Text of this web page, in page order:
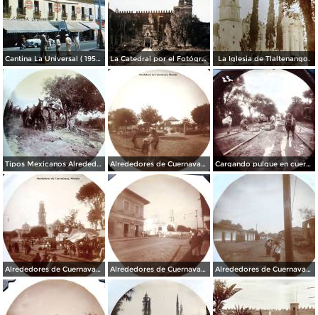
Cantina La Universal ( 1950 ). La Catedral por el Fotógrafo Hugo Brehme. La Iglesia de Tlaltenango.
Tipos Mexicanos Alrededores de Cuernavaca Morelos.. Alrededores de Cuernavaca Morelos. Cargando pulque en cueros de puerco Alrededores de Cuernavaca Morelos.
Alrededores de Cuernavaca Morelos. Alrededores de Cuernavaca Morelos. Alrededores de Cuernavaca Morelos.